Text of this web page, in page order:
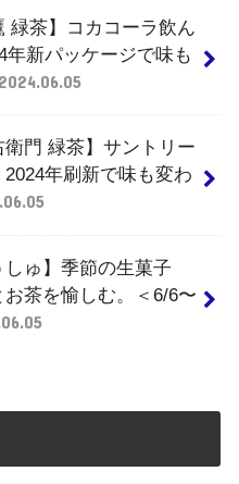
緑茶】コカコーラ飲ん
年新パッケージで味も
2024.06.05
門 緑茶】サントリー
年刷新で味も変わ
しゅ】季節の生菓子
お茶を愉しむ。＜6/6〜